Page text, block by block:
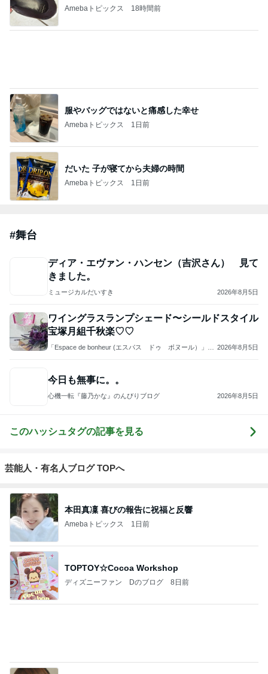
Amebaトピックス 18時間前
服やバッグではないと痛感した幸せ
Amebaトピックス 1日前
だいた 子が寝てから夫婦の時間
Amebaトピックス 1日前
#舞台
ディア・エヴァン・ハンセン（吉沢さん） 見て
きました。
2026年8月5日
ワイングラスランプシェード〜シールドスタイル
宝塚月組千秋楽♡♡
～幸せの空間 鎌倉・大船カルトナージュサロン
2026年8月5日
今日も無事に。。
2026年8月5日
このハッシュタグの記事を見る
芸能人・有名人ブログ TOPへ
本田真凜 喜びの報告に祝福と反響
Amebaトピックス 1日前
TOPTOY☆Cocoa Workshop
ディズニーファン Dのブログ 8日前